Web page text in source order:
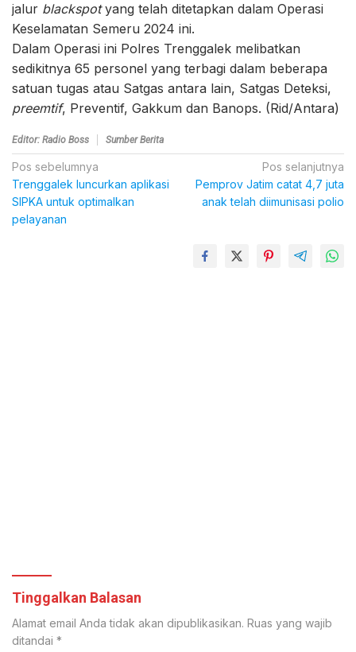
jalur blackspotyang telah ditetapkan dalam Operasi
Keselamatan Semeru 2024 ini.
Dalam Operasi ini Polres Trenggalek melibatkan
sedikitnya 65 personel yang terbagi dalam beberapa
satuan tugas atau Satgas antara lain, Satgas Deteksi,
preemtif, Preventif, Gakkum dan Banops. (Rid/Antara)
Editor: Radio Boss Sumber Berita
Navigasi
pos
Pos sebelumnya
Trenggalek luncurkan aplikasi
SIPKA untuk optimalkan
pelayanan
Pos selanjutnya
Pemprov Jatim catat 4,7 juta
anak telah diimunisasi polio
Tinggalkan Balasan
Alamat email Anda tidak akan dipublikasikan. Ruas yang wajib
ditandai *